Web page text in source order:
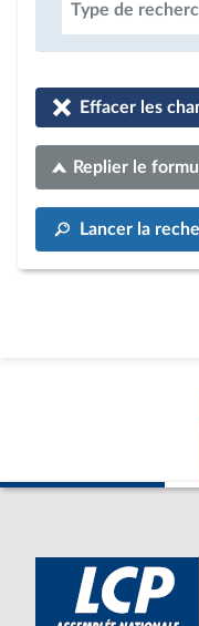
Type de
Effacer les
Replier le
Lancer la